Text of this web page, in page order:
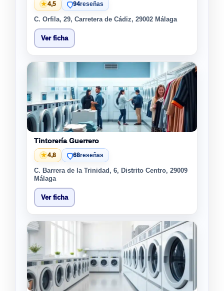
★4,5 94reseñas
C. Orfila, 29, Carretera de Cádiz, 29002 Málaga
Ver ficha
Tintorería Guerrero
★4,8 68reseñas
C. Barrera de la Trinidad, 6, Distrito Centro, 29009
Málaga
Ver ficha